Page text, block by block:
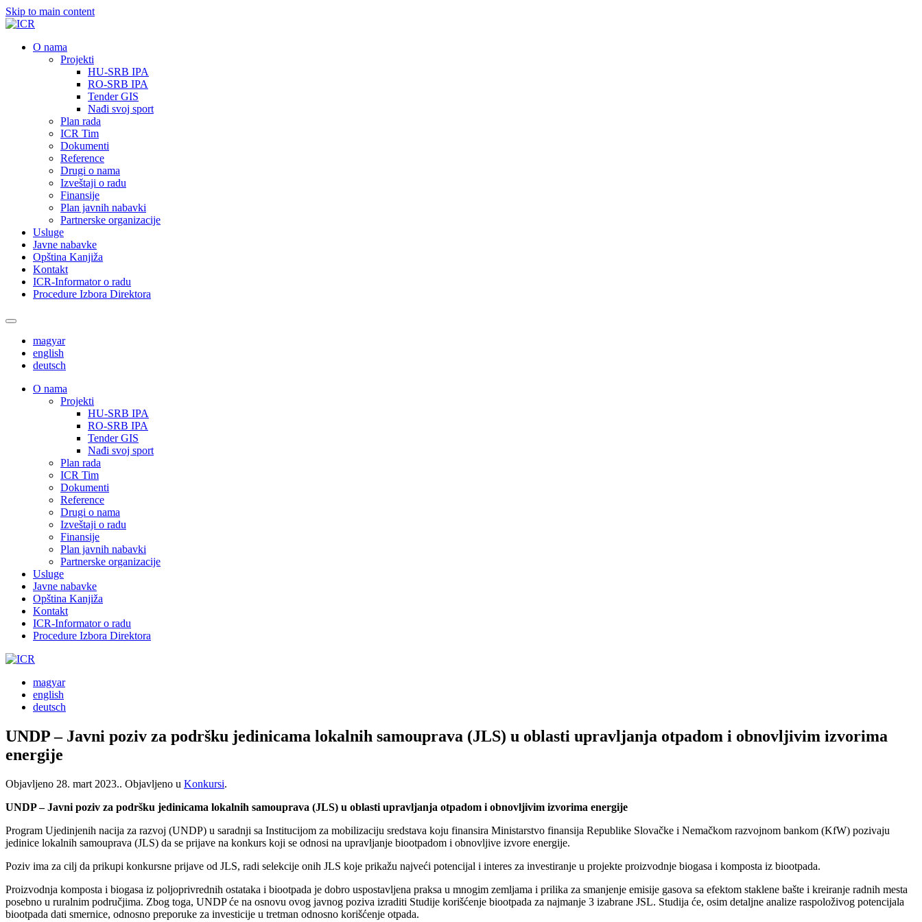
Skip to main content
О nama
Projekti
HU-SRB IPA
RO-SRB IPA
Tender GIS
Nađi svoj sport
Plan rada
ICR Tim
Dokumenti
Reference
Drugi o nama
Izveštaji o radu
Finansije
Plan javnih nabavki
Partnerske organizacije
Usluge
Javne nabavke
Opština Kanjiža
Kontakt
ICR-Informator o radu
Procedure Izbora Direktora
magyar
english
deutsch
О nama
Projekti
HU-SRB IPA
RO-SRB IPA
Tender GIS
Nađi svoj sport
Plan rada
ICR Tim
Dokumenti
Reference
Drugi o nama
Izveštaji o radu
Finansije
Plan javnih nabavki
Partnerske organizacije
Usluge
Javne nabavke
Opština Kanjiža
Kontakt
ICR-Informator o radu
Procedure Izbora Direktora
magyar
english
deutsch
UNDP – Javni poziv za podršku jedinicama lokalnih samouprava (JLS) u oblasti upravljanja otpadom i obnovljivim izvorima
energije
Objavljeno 28. mart 2023.. Objavljeno u Konkursi.
UNDP – Javni poziv za podršku jedinicama lokalnih samouprava (JLS) u oblasti upravljanja otpadom i obnovljivim izvorima energije
Program Ujedinjenih nacija za razvoj (UNDP) u saradnji sa Institucijom za mobilizaciju sredstava koju finansira Ministarstvo finansija Republike Slovačke i Nemačkom razvojnom bankom (KfW) pozivaju
jedinice lokalnih samouprava (JLS) da se prijave na konkurs koji se odnosi na upravljanje biootpadom i obnovljive izvore energije.
Poziv ima za cilj da prikupi konkursne prijave od JLS, radi selekcije onih JLS koje prikažu najveći potencijal i interes za investiranje u projekte proizvodnje biogasa i komposta iz biootpada.
Proizvodnja komposta i biogasa iz poljoprivrednih ostataka i biootpada je dobro uspostavljena praksa u mnogim zemljama i prilika za smanjenje emisije gasova sa efektom staklene bašte i kreiranje radnih mesta
posebno u ruralnim područjima. Zbog toga, UNDP će na osnovu ovog javnog poziva izraditi Studije korišćenje biootpada za najmanje 3 izabrane JSL. Studija će, osim detaljne analize raspoloživog potencijala
biootpada dati smernice, odnosno preporuke za investicije u tretman odnosno korišćenje otpada.